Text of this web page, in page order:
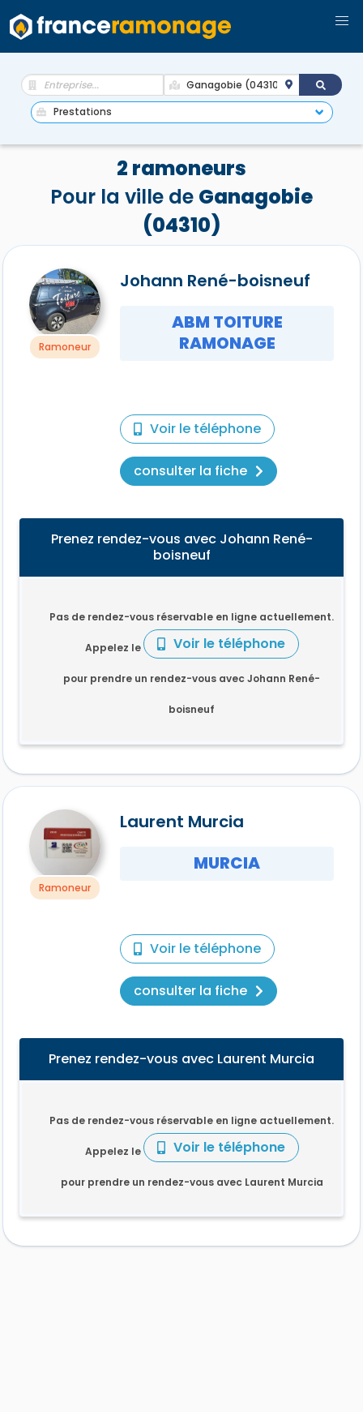
2 ramoneurs
Pour la ville de Ganagobie
(04310)
Ramoneur
Johann René-boisneuf
ABM TOITURE
RAMONAGE
Voir le téléphone
consulter la fiche
Prenez rendez-vous avec Johann René-
boisneuf
Pas de rendez-vous réservable en ligne actuellement.
Appelez le Voir le téléphone
pour prendre un rendez-vous avec Johann René-
boisneuf
Ramoneur
Laurent Murcia
MURCIA
Voir le téléphone
consulter la fiche
Prenez rendez-vous avec Laurent Murcia
Pas de rendez-vous réservable en ligne actuellement.
Appelez le Voir le téléphone
pour prendre un rendez-vous avec Laurent Murcia